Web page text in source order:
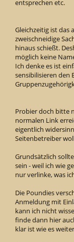
entsprechen etc.
Gleichzeitig ist das
zweischneidige
hinaus schießt.
möglich keine
Ich denke es ist
sensibilisieren den
Probier doch bitte
normalen Link
eigentlich
Seitenbetreiber
Grundsätzlich
sein - weil ich wie
nur verlinke, was
Die Poundies
Anmeldung mit
kann ich nicht
finde dann hier
klar ist wie es